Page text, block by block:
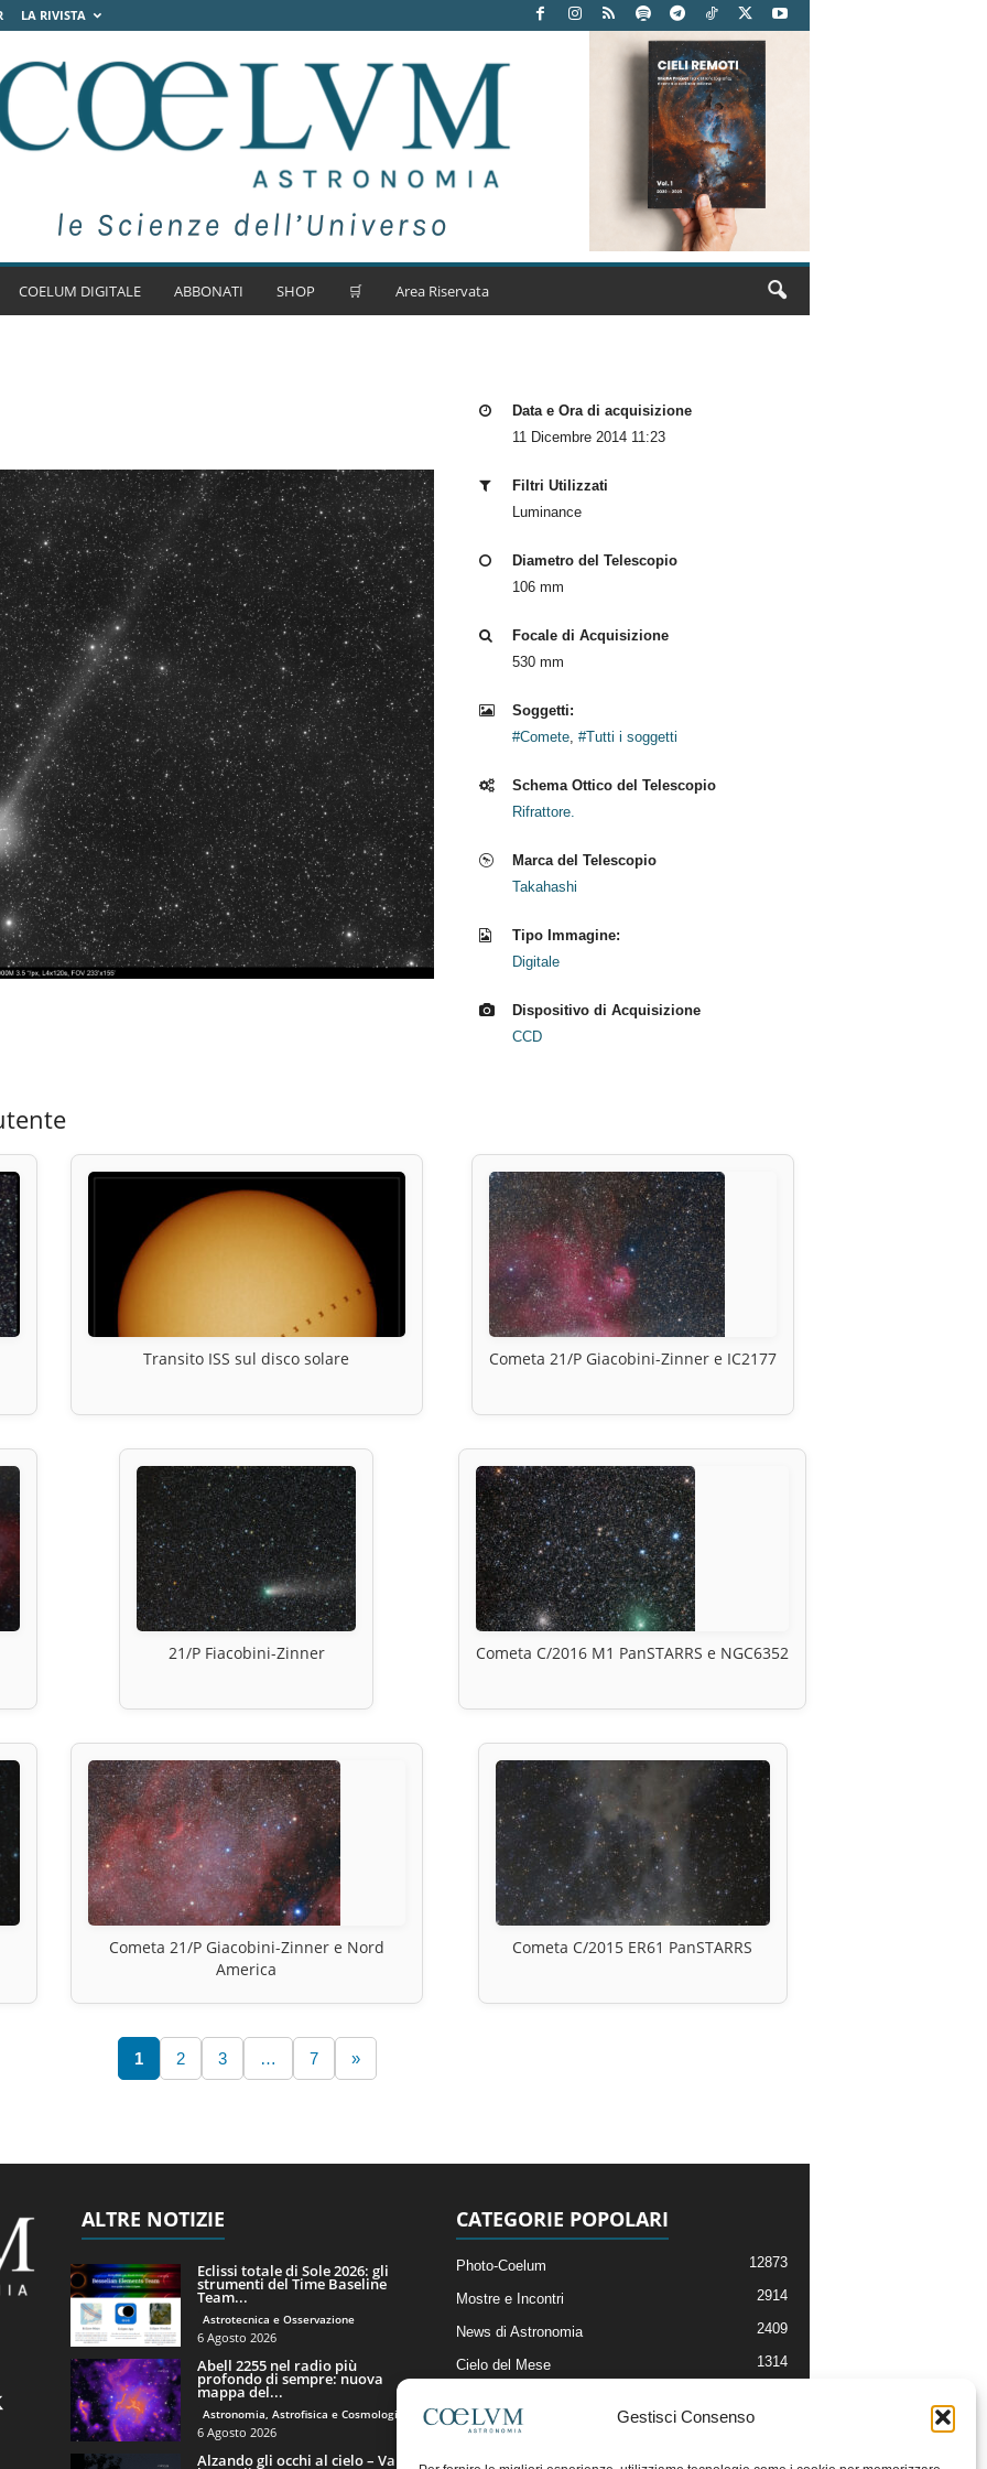
Gestisci Consenso
LA RIVISTA
COELUM DIGITALE ABBONATI SHOP 🛒 Area Riservata
Data e Ora di acquisizione
11 Dicembre 2014 11:23
Filtri Utilizzati
Luminance
Diametro del Telescopio
106 mm
Focale di Acquisizione
530 mm
Soggetti:
#Comete, #Tutti i soggetti
Schema Ottico del Telescopio
Rifrattore.
Marca del Telescopio
Takahashi
Tipo Immagine:
Digitale
Dispositivo di Acquisizione
CCD
Transito ISS sul disco solare Cometa 21/P Giacobini-Zinner e IC2177
21/P Fiacobini-Zinner Cometa C/2016 M1 PanSTARRS e NGC6352
Cometa 21/P Giacobini-Zinner e Nord
America
Cometa C/2015 ER61 PanSTARRS
1 2 3 … 7 »
ALTRE NOTIZIE
Eclissi totale di Sole 2026: gli
strumenti del Time Baseline
Team...
Astrotecnica e Osservazione
6 Agosto 2026
Abell 2255 nel radio più
profondo di sempre: nuova
mappa del...
Astronomia, Astrofisica e Cosmologia
6 Agosto 2026
Alzando gli occhi al cielo – Vale
CATEGORIE POPOLARI
Photo-Coelum 12873
Mostre e Incontri 2914
News di Astronomia 2409
Cielo del Mese 1314
Articoli e Risorse On-Line
Il Blog della Redazione